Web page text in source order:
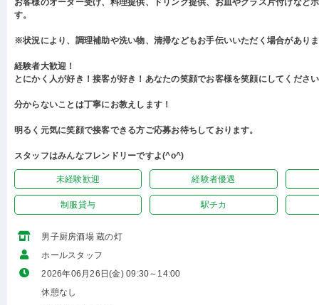
お客様のオーダー受け、料理提供、ドリンク提供、お皿やグラス片付けなど
す。
※状況により、調理補助や洗い物、清掃などもお手伝いいただく場合があり
経験者大歓迎！
とにかく人が好き！接客が好き！あなたの笑顔でお客様を笑顔にしてくださ
分からないことは丁寧にお教えします！
明るく元気に笑顔で接客できる方ご応募お待ちしております。
スタッフはみんなフレンドリーですよ(^o^)
未経験歓迎 経験者優遇
制服貸与 駅チカ
男子厨房酒場 蔵の灯
ホールスタッフ
2026年06月26日(金) 09:30～14:00
休憩なし